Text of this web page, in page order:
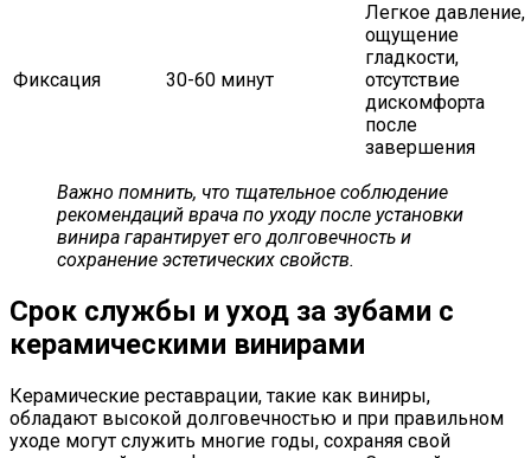
Фиксация 30-60 минут
Легкое давление,
ощущение
гладкости,
отсутствие
дискомфорта
после
завершения
Важно помнить, что тщательное соблюдение
рекомендаций врача по уходу после установки
винира гарантирует его долговечность и
сохранение эстетических свойств.
Срок службы и уход за зубами с
керамическими винирами
Керамические реставрации, такие как виниры,
обладают высокой долговечностью и при правильном
уходе могут служить многие годы, сохраняя свой